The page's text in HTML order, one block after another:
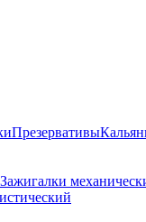
Презервативы
Зажигалки